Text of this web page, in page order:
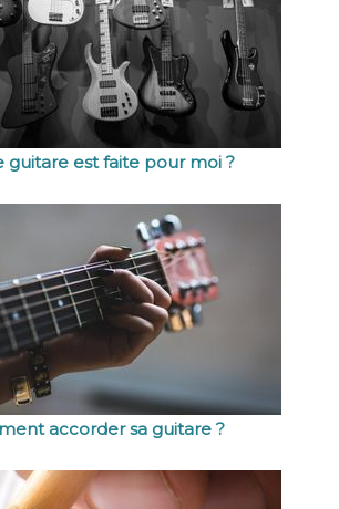
guitare est faite pour moi ?
accorder sa guitare ?